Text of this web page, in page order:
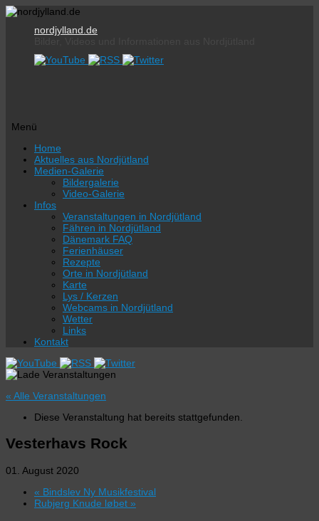
nordjylland.de
Menü
Zum
Inhalt
springen
Home
Aktuelles aus Nordjütland
Medien-Galerie
Bildergalerie
Video-Galerie
Infos
Veranstaltungen in Nordjütland
Fähren in Nordjütland
Dänemark FAQ
Ferienhäuser
Rezepte
Orte in Nordjütland
Karte
Lys / Kerzen
Webcams in Nordjütland
Wetter
Links
Kontakt
« Alle Veranstaltungen
Diese Veranstaltung hat bereits stattgefunden.
Vesterhavs Rock
01. August 2020
« Bindslev Ny Musikfestival
Rubjerg Knude løbet »